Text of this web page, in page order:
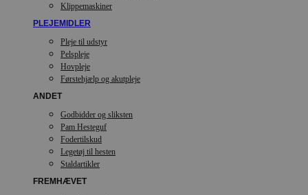
Klippemaskiner
PLEJEMIDLER
Pleje til udstyr
Pelspleje
Hovpleje
Førstehjælp og akutpleje
ANDET
Godbidder og sliksten
Pam Hesteguf
Fodertilskud
Legetøj til hesten
Staldartikler
FREMHÆVET